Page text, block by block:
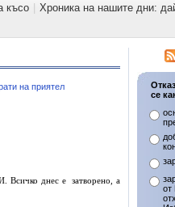
късо Хроника на нашите дни:
днес е затворено, а
се
от